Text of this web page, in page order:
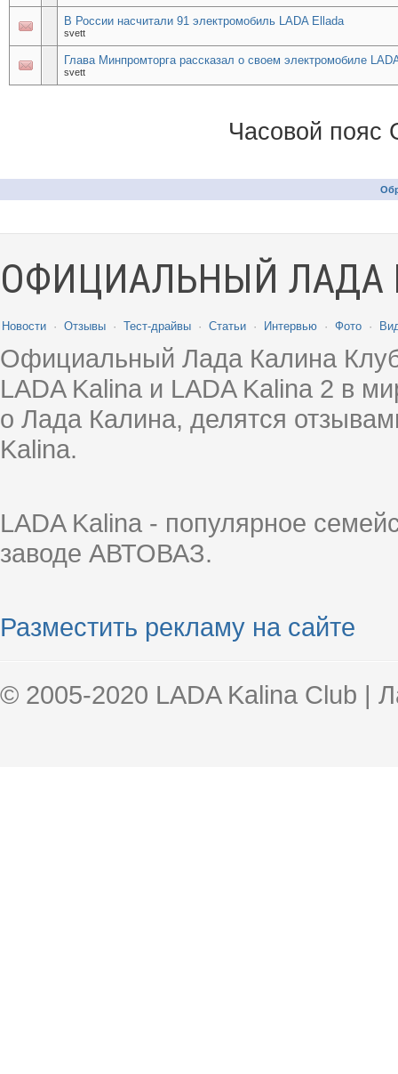
В России насчитали 91 электромобиль LADA Ellada
svett
Глава Минпромторга рассказал о своем электромобиле
svett
Часовой пояс
ОФИЦИАЛЬНЫЙ ЛАДА
Новости · Отзывы · Тест-драйвы · Статьи · Интервью · Фото ·
Официальный Лада Калина
LADA Kalina и LADA Kalina 2 в
о Лада Калина, делятся
Kalina.
LADA Kalina - популярное
заводе АВТОВАЗ.
Разместить рекламу на сайте
© 2005-2020 LADA Kalina Club |